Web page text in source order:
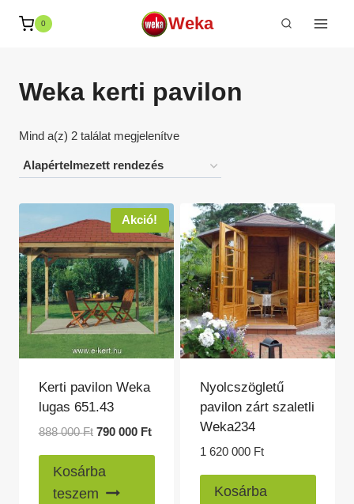
0 Weka
Weka kerti pavilon
Mind a(z) 2 találat megjelenítve
Akció!
Kerti pavilon Weka
lugas 651.43
888 000Ft Original
was:
790 000 FtCurrent
Kosárba
teszem
Nyolcszögletű
pavilon zárt szaletli
Weka234
1 620 000 Ft
Kosárba